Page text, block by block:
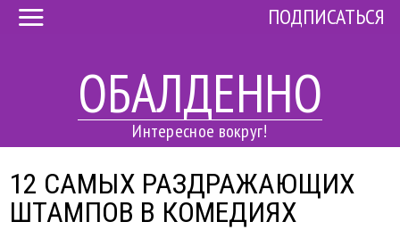
ОБАЛДЕННО
Интересное вокруг!
ПОДПИСАТЬСЯ
12 САМЫХ РАЗДРАЖАЮЩИХ
ШТАМПОВ В КОМЕДИЯХ